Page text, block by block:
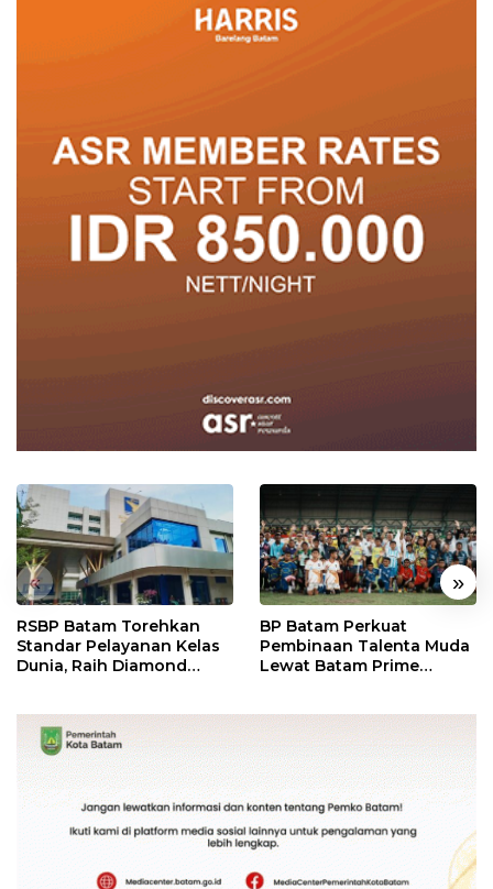
« »
RSBP Batam Torehkan
Standar Pelayanan Kelas
Dunia, Raih Diamond
BP Batam Perkuat
Pembinaan Talenta Muda
Lewat Batam Prime